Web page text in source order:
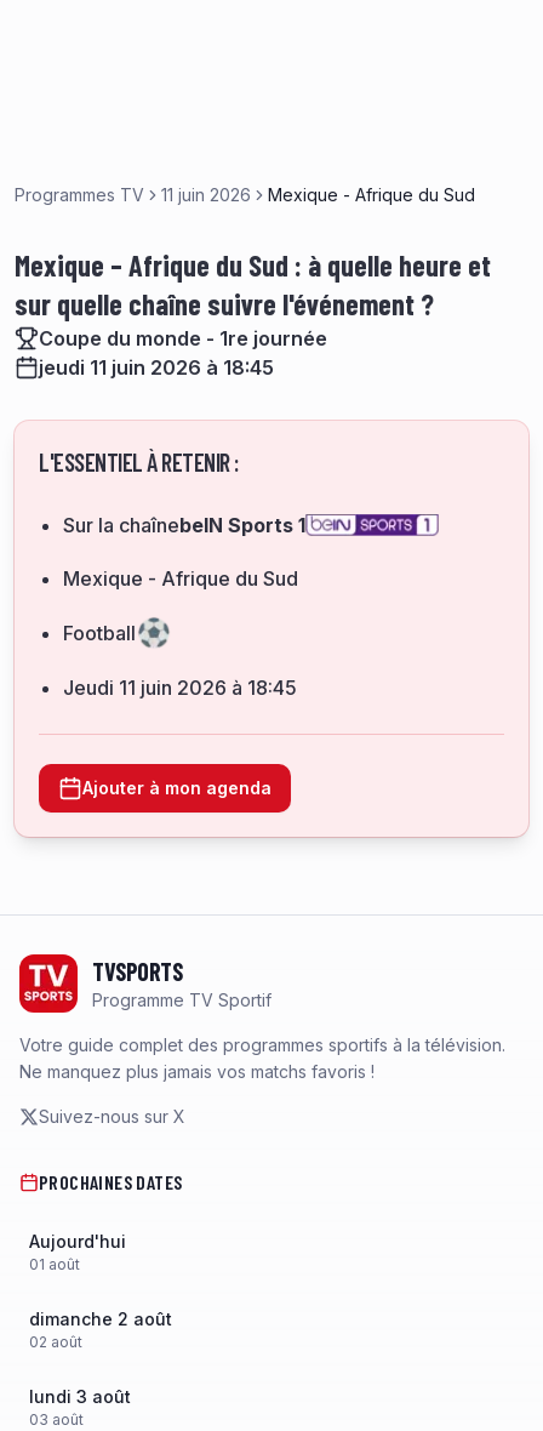
Programmes TV 11 juin 2026 Mexique - Afrique du Sud
Mexique – Afrique du Sud : à quelle heure et
sur quelle chaîne suivre l'événement ?
Coupe du monde - 1re journée
jeudi 11 juin 2026 à 18:45
L'ESSENTIEL À RETENIR :
Sur la chaînebeIN Sports 1
Mexique - Afrique du Sud
Football
jeudi 11 juin 2026 à 18:45
Ajouter à mon agenda
TVSPORTS
Programme TV Sportif
Votre guide complet des programmes sportifs à la télévision.
Ne manquez plus jamais vos matchs favoris !
Suivez-nous sur X
PROCHAINES DATES
Aujourd'hui
01 août
dimanche 2 août
02 août
lundi 3 août
03 août